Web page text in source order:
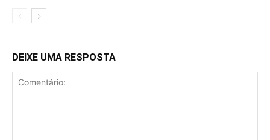
DEIXE UMA RESPOSTA